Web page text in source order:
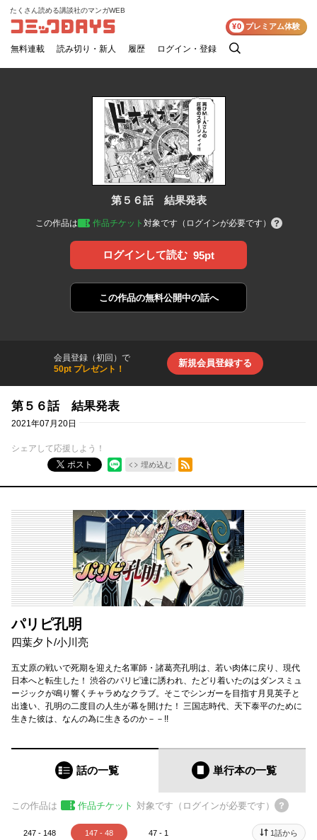
コミックDAYS
たくさん読める講談社のマンガWEB
無料連載 読み切り・新人 履歴 ログイン・登録
検
¥0 プレミアム体験
第５６話 結果発表
この作品は 作品チケット 対象です（ログインが必要です）
ログインして読む 95pt
この作品の無料公開中の話へ
会員登録（初回）で
50pt プレゼント！
新規会員登録する
第５６話 結果発表
2021年07月20日
シェアして応援しよう！
ポスト
埋め込む
RSSフィード
パリピ孔明
四葉夕卜/小川亮
五丈原の戦いで死期を迎えた名軍師・諸葛亮孔明は、若い肉体に戻り、現代
日本へと転生した！ 渋谷のパリピ達に誘われ、たどり着いたのはダンスミュ
ージックが鳴り響くチャラめなクラブ。そこでシンガーを目指す月見英子と
出逢い、孔明の二度目の人生が幕を開けた！ 三国志時代、天下泰平のために
生きた彼は、なんの為に生きるのか－－!!
話の一覧 単行本の一覧
この作品は 作品チケット 対象です（ログインが必要です）
247 - 148 147 - 48 47 - 1 1話から